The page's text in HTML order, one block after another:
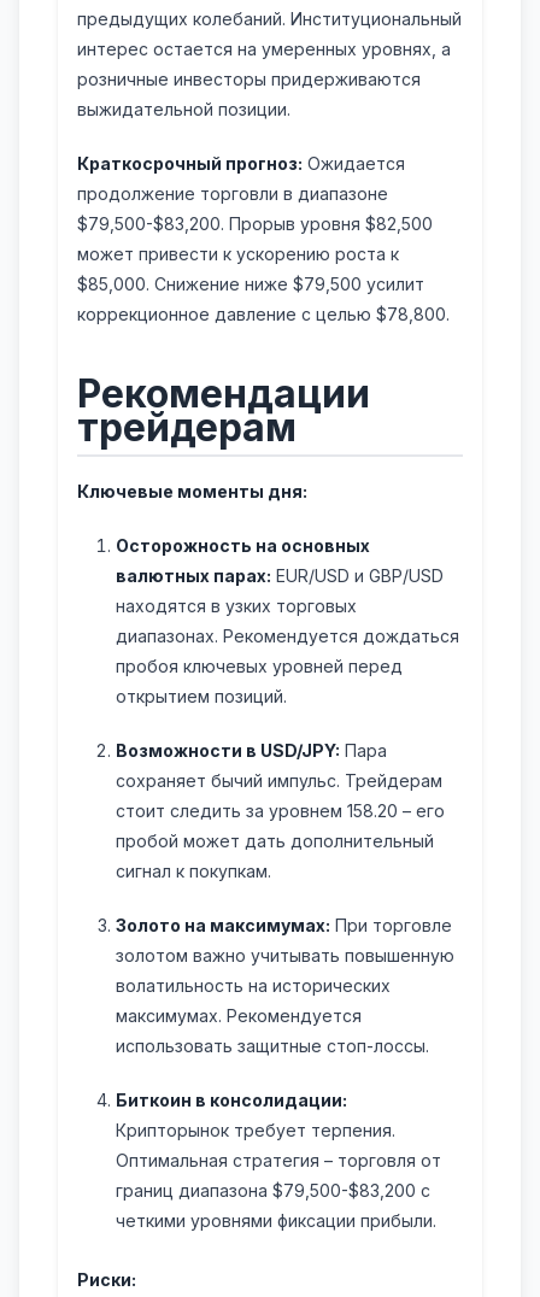
предыдущих колебаний. Институциональный
интерес остается на умеренных уровнях, а
розничные инвесторы придерживаются
выжидательной позиции.
Краткосрочный прогноз: Ожидается
продолжение торговли в диапазоне
$79,500-$83,200. Прорыв уровня $82,500
может привести к ускорению роста к
$85,000. Снижение ниже $79,500 усилит
коррекционное давление с целью $78,800.
Рекомендации
трейдерам
Ключевые моменты дня:
Осторожность на основных
валютных парах: EUR/USD и GBP/USD
находятся в узких торговых
диапазонах. Рекомендуется дождаться
пробоя ключевых уровней перед
открытием позиций.
Возможности в USD/JPY: Пара
сохраняет бычий импульс. Трейдерам
стоит следить за уровнем 158.20 – его
пробой может дать дополнительный
сигнал к покупкам.
Золото на максимумах: При торговле
золотом важно учитывать повышенную
волатильность на исторических
максимумах. Рекомендуется
использовать защитные стоп-лоссы.
Биткоин в консолидации:
Крипторынок требует терпения.
Оптимальная стратегия – торговля от
границ диапазона $79,500-$83,200 с
четкими уровнями фиксации прибыли.
Риски: